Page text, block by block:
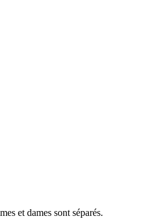
et dames sont séparés.